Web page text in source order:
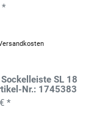
*
SL 18
Nr.: 1745383
*